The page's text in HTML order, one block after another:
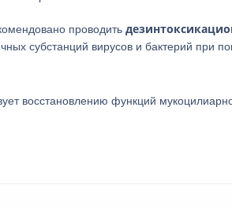
проводить
субстанций вирусов и бактерий при
восстановлению функций